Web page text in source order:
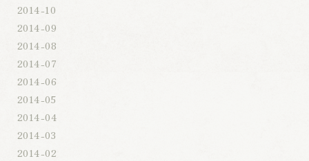
2014-10
2014-09
2014-08
2014-07
2014-06
2014-05
2014-04
2014-03
2014-02